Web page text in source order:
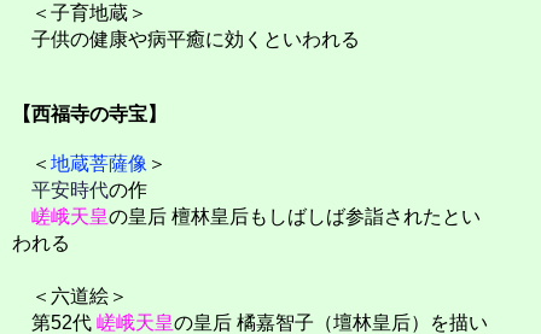
＜子育地蔵＞
子供の健康や病平癒に効くといわれる
【西福寺の寺宝】
＜ 地蔵菩薩像 ＞
平安時代の作
嵯峨天皇の皇后 檀林皇后もしばしば参詣されたとい
われる
＜六道絵＞
第52代 嵯峨天皇の皇后 橘嘉智子（壇林皇后）を描い